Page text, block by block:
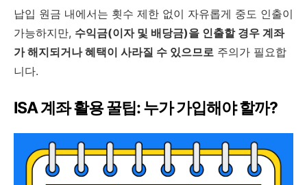
납입 원금 내에서는 횟수 제한 없이 자유롭게 중도 인출이
가능하지만, 수익금(이자 및 배당금)을 인출할 경우 계좌
가 해지되거나 혜택이 사라질 수 있으므로 주의가 필요합
니다.
ISA 계좌 활용 꿀팁: 누가 가입해야 할까?